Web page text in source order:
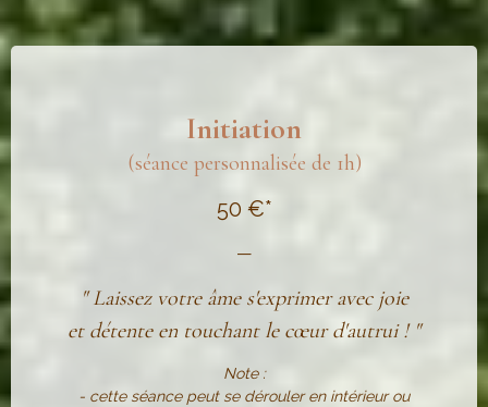
Initiation
(séance personnalisée de 1h)
50 €*
—
" Laissez votre âme s'exprimer avec joie
et détente en touchant le cœur d'autrui ! "
Note :
- cette séance peut se dérouler en intérieur ou